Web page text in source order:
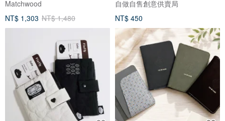
Matchwood
NT$ 1,303 NT$ 1,480
自做自售創意供賣局
NT$ 450